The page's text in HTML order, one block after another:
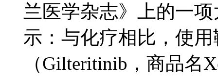
兰医学杂志》上的一
示：与化疗相比，使
（Gilteritinib，商品名